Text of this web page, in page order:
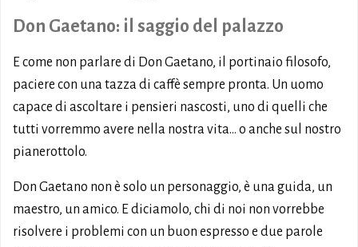
Don Gaetano: il saggio del palazzo
E come non parlare di Don Gaetano, il portinaio filosofo,
paciere con una tazza di caffè sempre pronta. Un uomo
capace di ascoltare i pensieri nascosti, uno di quelli che
tutti vorremmo avere nella nostra vita… o anche sul nostro
pianerottolo.
Don Gaetano non è solo un personaggio, è una guida, un
maestro, un amico. E diciamolo, chi di noi non vorrebbe
risolvere i problemi con un buon espresso e due parole